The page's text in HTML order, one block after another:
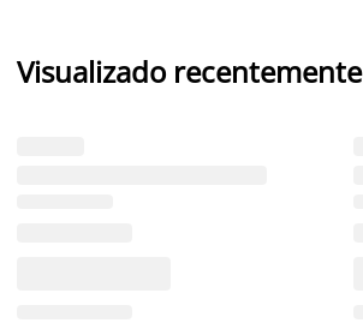
Visualizado recentemente